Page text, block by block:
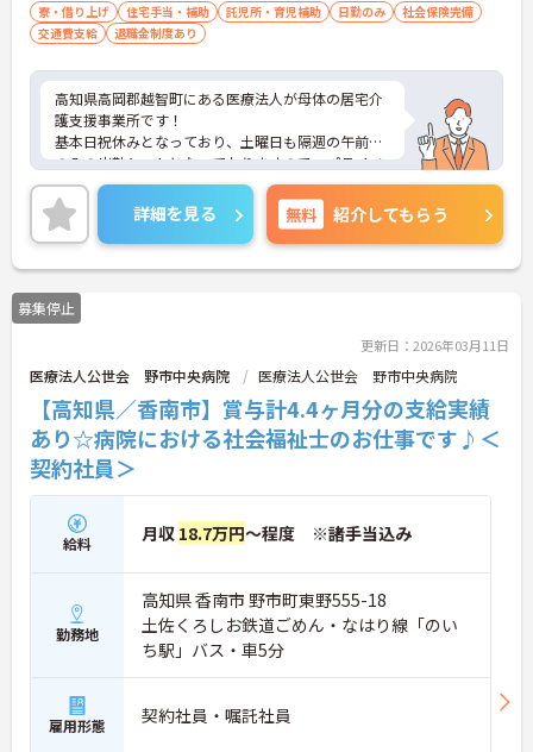
寮・借り上げ 住宅手当・補助 託児所・育児補助 日勤のみ
社会保険完備
交通費支給
退職金制度あり
高知県高岡郡越智町にある医療法人が母体の居宅介
護支援事業所です！
基本日祝休みとなっており、土曜日も隔週の午前中
のみの出勤シフトとなっておりますので、プライベ
ートとの両立も可能です。
託児所や職員寮が完備されているなど、働きやすい
環境が整っております。
求人詳細についてご相談がございましたら、アドバ
イザーまでお気軽にお問い合わせください。
詳細を見る 無料 紹介してもらう
募集停止
更新日：2026年03月11日
医療法人公世会 野市中央病院 医療法人公世会 野市中央病院
【高知県／香南市】賞与計4.4ヶ月分の支給実績
あり☆病院における社会福祉士のお仕事です♪＜
契約社員＞
給料 月収 18.7万円～程度 ※諸手当込み
勤務地
高知県 香南市 野市町東野555-18
土佐くろしお鉄道ごめん・なはり線「のい
ち駅」バス・車5分
雇用形態 契約社員・嘱託社員